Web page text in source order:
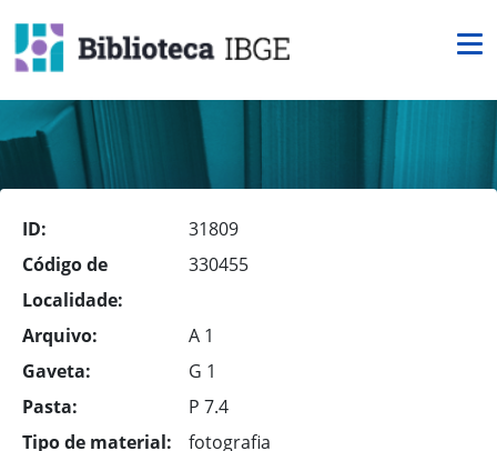
ID:
31809
Código de
Localidade:
330455
Arquivo:
A 1
Gaveta:
G 1
Pasta:
P 7.4
Tipo de material:
fotografia